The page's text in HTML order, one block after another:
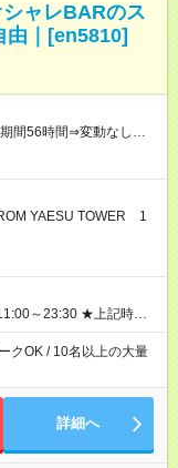
シャレBARのス
由｜[en5810]
間56時間⇒変動なし） ■
あり⇒1人紹介につき最
し
YAESU TOWER 1
～23:30 ★上記時間
間の変動の可能性あり
) ■自由シフト制
クOK / 10名以上の大量
詳細へ